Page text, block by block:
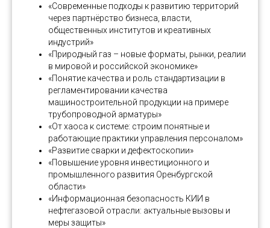
«Современные подходы к развитию территорий
через партнёрство бизнеса, власти,
общественных институтов и креативных
индустрий»
«Природный газ – новые форматы, рынки, реалии
в мировой и российской экономике»
«Понятие качества и роль стандартизации в
регламентировании качества
машиностроительной продукции на примере
трубопроводной арматуры»
«От хаоса к системе: строим понятные и
работающие практики управления персоналом»
«Развитие сварки и дефектоскопии»
«Повышение уровня инвестиционного и
промышленного развития Оренбургской
области»
«Информационная безопасность КИИ в
нефтегазовой отрасли: актуальные вызовы и
меры защиты»